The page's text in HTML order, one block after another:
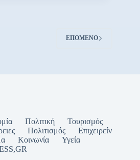
ΕΠΌΜΕΝΟ
Πολιτική
Τουρισμός
Πολιτισμός
Επιχειρείν
Κοινωνία
Υγεία